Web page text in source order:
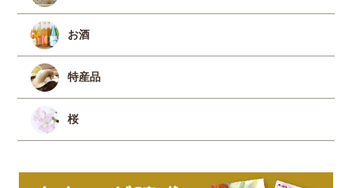
お酒
特産品
桜